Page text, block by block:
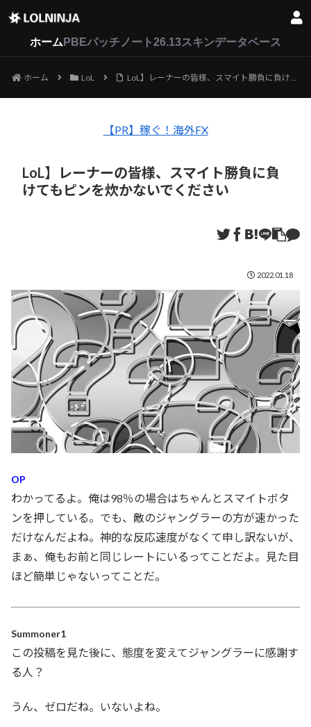
ホーム PBEパッチノート26.13スキンデータベース
ホーム LoL LoL】レーナーの皆様、スマイト勝負に負けてもピンを炊かないでください
【PR】稼ぐ！海外FX
LoL】レーナーの皆様、スマイト勝負に負
けてもピンを炊かないでください
2022.01.18
OP
わかってるよ。俺は98％の場合はちゃんとスマイトボタ
ンを押している。でも、敵のジャングラーの方が速かった
だけなんだよね。神的な反応速度がなくて申し訳ないが、
まぁ、俺もお前と同じレートにいるってことだよ。見た目
ほど簡単じゃないってことだ。
Summoner1
この投稿を見た後に、態度を変えてジャングラーに感謝す
る人？
うん、ゼロだね。いないよね。